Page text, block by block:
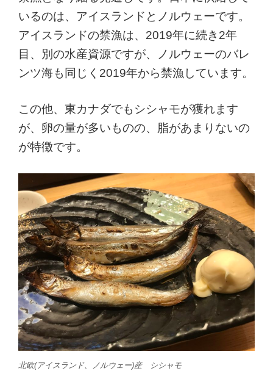
いるのは、アイスランドとノルウェーです。
アイスランドの禁漁は、2019年に続き2年
目、別の水産資源ですが、ノルウェーのバレ
ンツ海も同じく2019年から禁漁しています。
この他、東カナダでもシシャモが獲れます
が、卵の量が多いものの、脂があまりないの
が特徴です。
北欧(アイスランド、ノルウェー)産 シシャモ